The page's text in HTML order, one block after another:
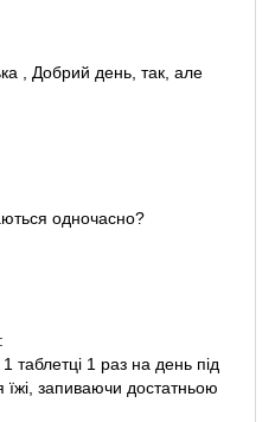
, Добрий день, так, але
одночасно?
таблетці 1 раз на день під
їжі, запиваючи достатньою